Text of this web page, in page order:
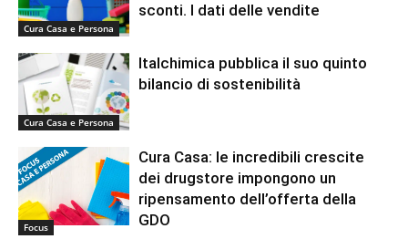
Cura Casa e Persona
sconti. I dati delle vendite
Cura Casa e Persona
Italchimica pubblica il suo quinto
bilancio di sostenibilità
Focus
Cura Casa: le incredibili crescite
dei drugstore impongono un
ripensamento dell’offerta della
GDO